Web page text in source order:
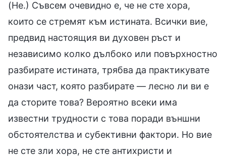
(Не.) Съвсем очевидно е, че не сте хора,
които се стремят към истината. Всички вие,
предвид настоящия ви духовен ръст и
независимо колко дълбоко или повърхностно
разбирате истината, трябва да практикувате
онази част, която разбирате — лесно ли ви е
да сторите това? Вероятно всеки има
известни трудности с това поради външни
обстоятелства и субективни фактори. Но вие
не сте зли хора, не сте антихристи и